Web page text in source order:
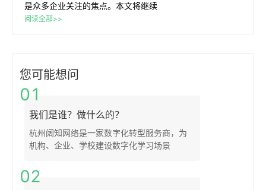
是众多企业关注的焦点。本文将继续
阅读全部>>
您可能想问
01
我们是谁？做什么的？
杭州阔知网络是一家数字化转型服务商，为
机构、企业、学校建设数字化学习场景
02